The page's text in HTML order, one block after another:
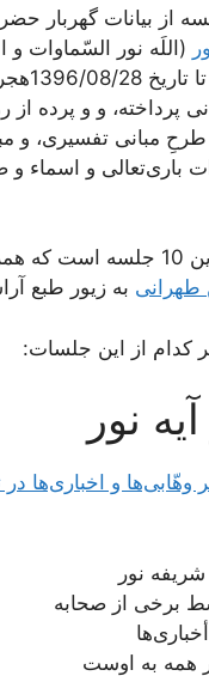
(اللَه نور السّماوات
این ده
پرداخته، و و پرده
مبانی تفسیری، و
باری‌تعالی و اسماء
نسخه‌ی مکتوب این 10
طهرانی به زیور طبع
کدام از این جلسات:
نور
وهّابی‌ها و اخباری‌ها در
نور
برخی از صحابه
همه به اوست